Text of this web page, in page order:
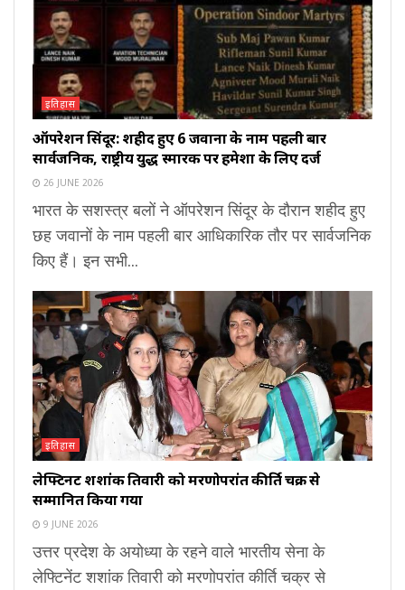
इतिहास
ऑपरेशन सिंदूर: शहीद हुए 6 जवानों के नाम पहली बार
सार्वजनिक, राष्ट्रीय युद्ध स्मारक पर हमेशा के लिए दर्ज
26 JUNE 2026
भारत के सशस्त्र बलों ने ऑपरेशन सिंदूर के दौरान शहीद हुए
छह जवानों के नाम पहली बार आधिकारिक तौर पर सार्वजनिक
किए हैं। इन सभी...
इतिहास
लेफ्टिनेंट शशांक तिवारी को मरणोपरांत कीर्ति चक्र से
सम्मानित किया गया
9 JUNE 2026
उत्तर प्रदेश के अयोध्या के रहने वाले भारतीय सेना के
लेफ्टिनेंट शशांक तिवारी को मरणोपरांत कीर्ति चक्र से